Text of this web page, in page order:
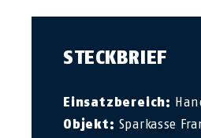
STECKBRIEF
Einsatzbereich:
Objekt: Sparkasse